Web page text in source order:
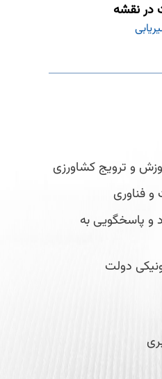
در نقشه
و ترویج کشاورزی
و فناوری
و پاسخگویی به
دولت